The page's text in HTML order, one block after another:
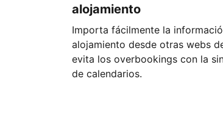
alojamiento
Importa fácilmente la
alojamiento desde otras webs
evita los overbookings con la
de calendarios.